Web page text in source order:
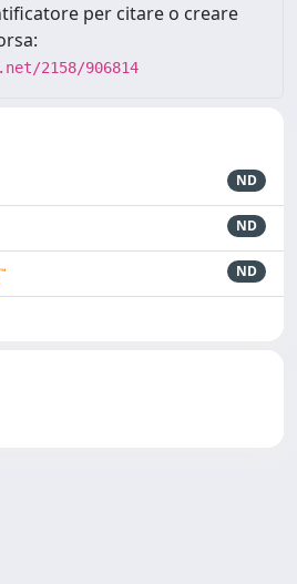
per citare o creare
2158/906814
ND
ND
ND